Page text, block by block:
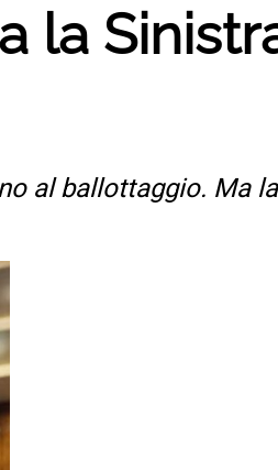
la
al ballottaggio. Ma la